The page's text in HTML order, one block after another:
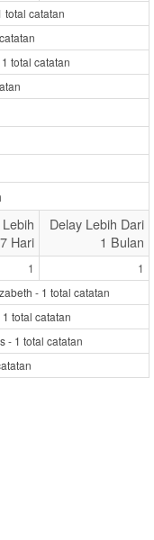
total catatan
1 total catatan
Hari
Delay Lebih Dari
1 Bulan
1
1
- 1 total catatan
1 total catatan
- 1 total catatan